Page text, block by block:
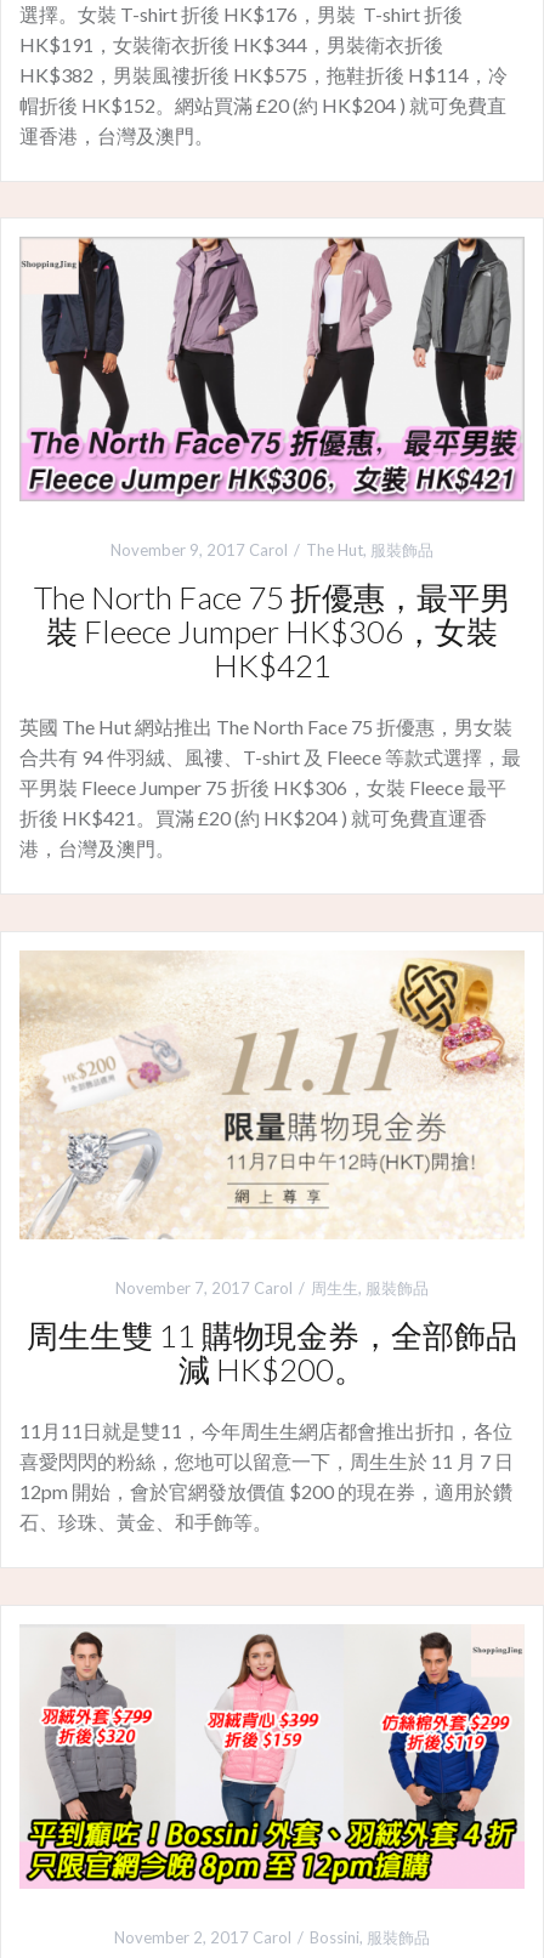
選擇。女裝 T-shirt 折後 HK$176，男裝 T-shirt 折後
HK$191，女裝衛衣折後 HK$344，男裝衛衣折後
HK$382，男裝風䄛折後 HK$575，拖鞋折後 H$114，冷
帽折後 HK$152。網站買滿 £20 (約 HK$204 ) 就可免費直
運香港，台灣及澳門。
November 9, 2017 Carol The Hut, 服裝飾品
The North Face 75 折優惠，最平男
裝 Fleece Jumper HK$306，女裝
HK$421
英國 The Hut 網站推出 The North Face 75 折優惠，男女裝
合共有 94 件羽絨、風䄛、T-shirt 及 Fleece 等款式選擇，最
平男裝 Fleece Jumper 75 折後 HK$306，女裝 Fleece 最平
折後 HK$421。買滿 £20 (約 HK$204 ) 就可免費直運香
港，台灣及澳門。
November 7, 2017 Carol 周生生, 服裝飾品
周生生雙 11 購物現金券，全部飾品
減 HK$200。
11月11日就是雙11，今年周生生網店都會推出折扣，各位
喜愛閃閃的粉絲，您地可以留意一下，周生生於 11 月 7 日
12pm 開始，會於官網發放價值 $200 的現在券，適用於鑽
石、珍珠、黃金、和手飾等。
November 2, 2017 Carol Bossini, 服裝飾品